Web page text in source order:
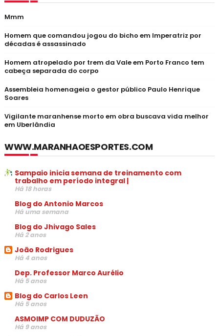
Mmm
Homem que comandou jogou do bicho em Imperatriz por
décadas é assassinado
Homem atropelado por trem da Vale em Porto Franco tem
cabeça separada do corpo
Assembleia homenageia o gestor público Paulo Henrique
Soares
Vigilante maranhense morto em obra buscava vida melhor
em Uberlândia
WWW.MARANHAOESPORTES.COM
Sampaio inicia semana de treinamento com
trabalho em período integral |
Há 18 horas
Blog do Antonio Marcos
Há uma semana
Blog do Jhivago Sales
Há 2 anos
João Rodrigues
Há 4 anos
Dep. Professor Marco Aurélio
Há 5 anos
Blog do Carlos Leen
Há 5 anos
ASMOIMP COM DUDUZÃO
Há 9 anos